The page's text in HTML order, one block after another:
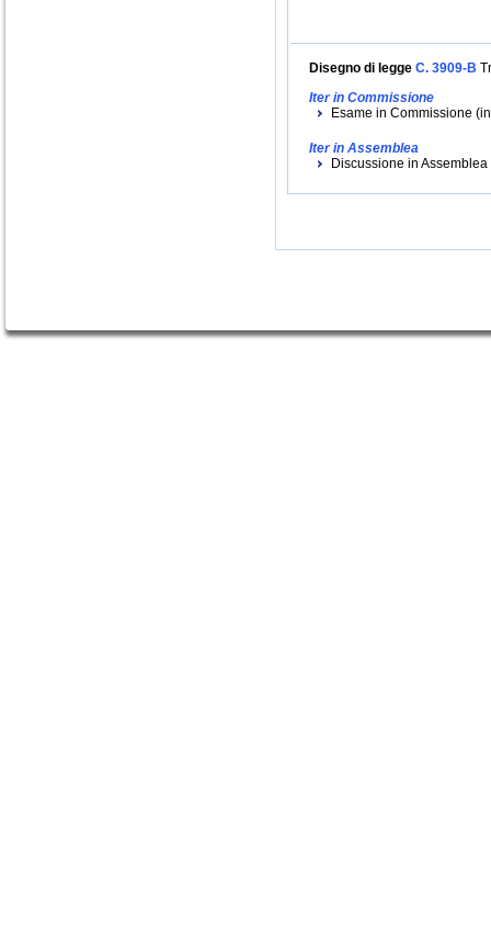
Disegno di legge C. 3909-B
Iter in Commissione
Esame in Commissione
Iter in Assemblea
Discussione in